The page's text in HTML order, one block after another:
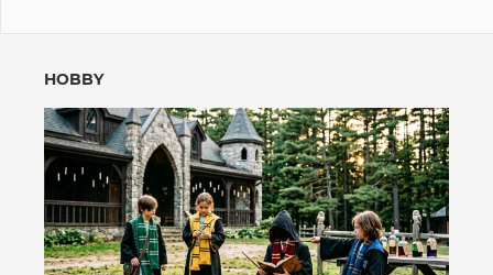
HOBBY